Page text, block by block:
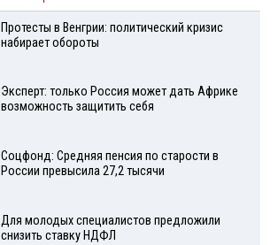
Протесты в Венгрии: политический кризис
набирает обороты
Эксперт: только Россия может дать Африке
возможность защитить себя
Соцфонд: Средняя пенсия по старости в
России превысила 27,2 тысячи
Для молодых специалистов предложили
снизить ставку НДФЛ